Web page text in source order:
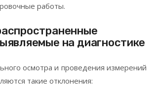
работы.
на диагностике
осмотра и проведения измерений
такие отклонения: